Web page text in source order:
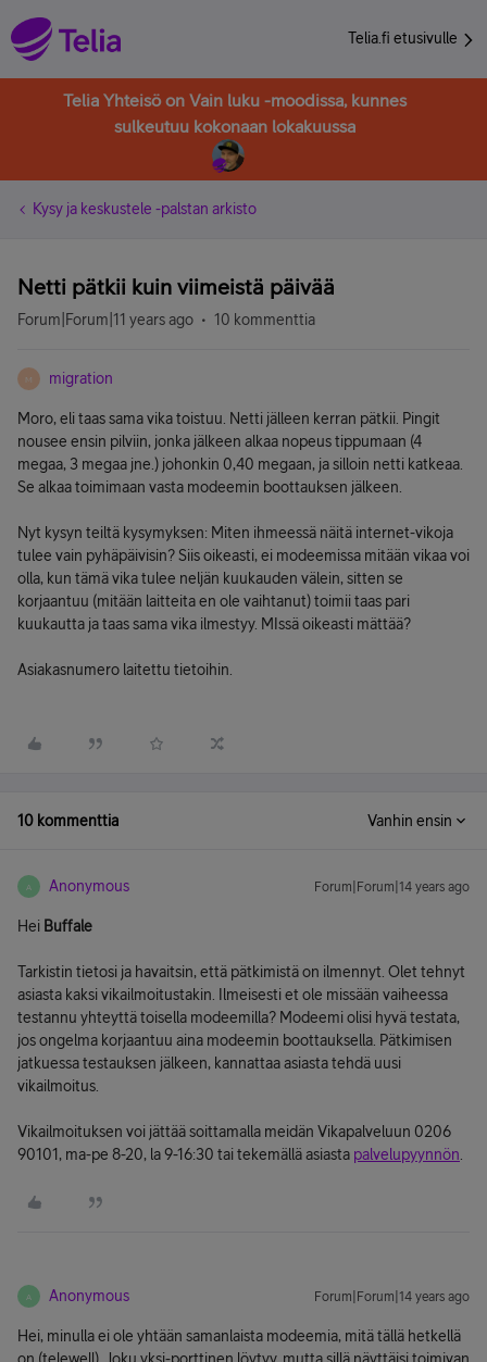
Telia.fi etusivulle
Telia Yhteisö on Vain luku -moodissa, kunnes
sulkeutuu kokonaan lokakuussa
Kysy ja keskustele -palstan arkisto
Netti pätkii kuin viimeistä päivää
Forum|Forum|11 years ago 10 kommenttia
M migration
Moro, eli taas sama vika toistuu. Netti jälleen kerran pätkii. Pingit
nousee ensin pilviin, jonka jälkeen alkaa nopeus tippumaan (4
megaa, 3 megaa jne.) johonkin 0,40 megaan, ja silloin netti katkeaa.
Se alkaa toimimaan vasta modeemin boottauksen jälkeen.
Nyt kysyn teiltä kysymyksen: Miten ihmeessä näitä internet-vikoja
tulee vain pyhäpäivisin? Siis oikeasti, ei modeemissa mitään vikaa voi
olla, kun tämä vika tulee neljän kuukauden välein, sitten se
korjaantuu (mitään laitteita en ole vaihtanut) toimii taas pari
kuukautta ja taas sama vika ilmestyy. MIssä oikeasti mättää?
Asiakasnumero laitettu tietoihin.
10 kommenttia Vanhin ensin
A Anonymous Forum|Forum|14 years ago
Hei Buffale
Tarkistin tietosi ja havaitsin, että pätkimistä on ilmennyt. Olet tehnyt
asiasta kaksi vikailmoitustakin. Ilmeisesti et ole missään vaiheessa
testannu yhteyttä toisella modeemilla? Modeemi olisi hyvä testata,
jos ongelma korjaantuu aina modeemin boottauksella. Pätkimisen
jatkuessa testauksen jälkeen, kannattaa asiasta tehdä uusi
vikailmoitus.
Vikailmoituksen voi jättää soittamalla meidän Vikapalveluun 0206
90101, ma-pe 8-20, la 9-16:30 tai tekemällä asiasta palvelupyynnön
A Anonymous Forum|Forum|14 years ago
Hei, minulla ei ole yhtään samanlaista modeemia, mitä tällä hetkellä